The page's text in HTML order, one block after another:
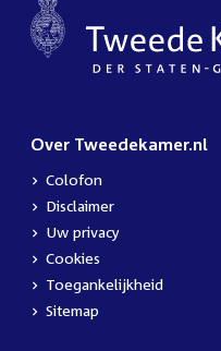
Over Tweedekamer.nl
Colofon
Disclaimer
Uw privacy
Cookies
Toegankelijkheid
Sitemap